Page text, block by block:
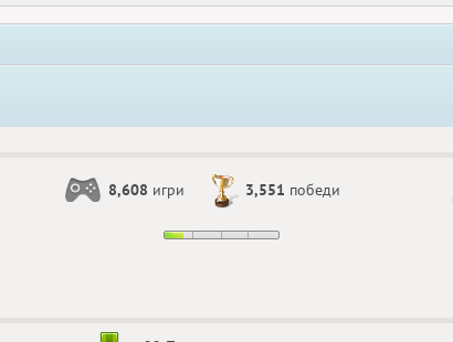
8,608 игри 3,551 победи